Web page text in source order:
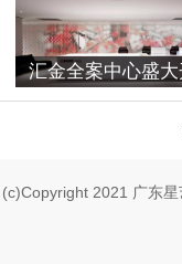
(c)Copyright 2021 广东